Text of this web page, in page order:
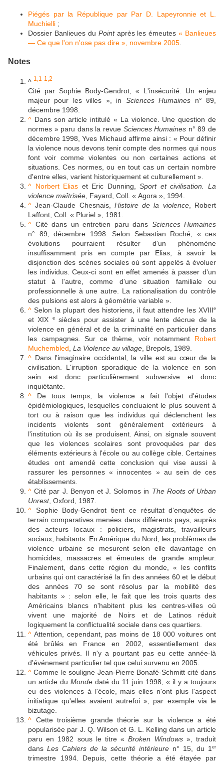
Piégés par la République par Par D. Lapeyronnie et L.
Muchielli ;
Dossier Banlieues du Pointaprès les émeutes« Banlieues
— Ce que l'on n'ose pas dire », novembre 2005
Notes
^ 1,1 1,2
Cité par Sophie Body-Gendrot, « L'insécurité. Un enjeu
majeur pour les villes », in Sciences Humaines n° 89,
décembre 1998.
^ Dans son article intitulé « La violence. Une question de
normes » paru dans la revue Sciences Humaines n° 89 de
décembre 1998, Yves Michaud affirme ainsi : « Pour définir
la violence nous devons tenir compte des normes qui nous
font voir comme violentes ou non certaines actions et
situations. Ces normes, ou en tout cas un certain nombre
d'entre elles, varient historiquement et culturellement ».
^ Norbert Elias et Eric Dunning,Sport et civilisation. La
violence maîtrisée, Fayard, Coll. « Agora », 1994.
^ Jean-Claude Chesnais, Histoire de la violence, Robert
Laffont, Coll. « Pluriel », 1981.
^ Cité dans un entretien paru dans Sciences Humaines
n° 89, décembre 1998. Selon Sebastian Roché, « ces
évolutions pourraient résulter d'un phénomène
insuffisamment pris en compte par Elias, à savoir la
disjonction des scènes sociales où sont appelés à évoluer
les individus. Ceux-ci sont en effet amenés à passer d'un
statut à l'autre, comme d'une situation familiale ou
professionnelle à une autre. La rationalisation du contrôle
des pulsions est alors à géométrie variable ».
^ Selon la plupart des historiens, il faut attendre les XVIIIe
et XIX esiècles pour assister à une lente décrue de la
violence en général et de la criminalité en particulier dans
les campagnes. Sur ce thème, voir notamment Robert
Muchembled, La Violence au village, Brepols, 1989.
^ Dans l'imaginaire occidental, la ville est au cœur de la
civilisation. L'irruption sporadique de la violence en son
sein est donc particulièrement subversive et donc
inquiétante.
^ De tous temps, la violence a fait l'objet d'études
épidémiologiques, lesquelles concluaient le plus souvent à
tort ou à raison que les individus qui déclenchent les
incidents violents sont généralement extérieurs à
l'institution où ils se produisent. Ainsi, on signale souvent
que les violences scolaires sont provoquées par des
éléments extérieurs à l'école ou au collège cible. Certaines
études ont amendé cette conclusion qui vise aussi à
rassurer les personnes « innocentes » au sein de ces
établissements.
^ Cité par J. Benyon et J. Solomos in The Roots of Urban
Unrest, Oxford, 1987.
^ Sophie Body-Gendrot tient ce résultat d'enquêtes de
terrain comparatives menées dans différents pays, auprès
des acteurs locaux : policiers, magistrats, travailleurs
sociaux, habitants. En Amérique du Nord, les problèmes de
violence urbaine se mesurent selon elle davantage en
homicides, massacres et émeutes de grande ampleur.
Finalement, dans cette région du monde, « les conflits
urbains qui ont caractérisé la fin des années 60 et le début
des années 70 se sont résolus par la mobilité des
habitants » : selon elle, le fait que les trois quarts des
Américains blancs n'habitent plus les centres-villes où
vivent une majorité de Noirs et de Latinos réduit
logiquement la conflictualité sociale dans ces quartiers.
^ Attention, cependant, pas moins de 18 000 voitures ont
été brûlés en France en 2002, essentiellement des
véhicules privés. Il n'y a pourtant pas eu cette année-là
d'événement particulier tel que celui survenu en 2005.
^ Comme le souligne Jean-Pierre Bonafé-Schmitt cité dans
un article du Monde daté du 11 juin 1998, « il y a toujours
eu des violences à l'école, mais elles n'ont plus l'aspect
initiatique qu'elles avaient autrefoi », par exemple via le
bizutage.
^ Cette troisième grande théorie sur la violence a été
popularisée par J. Q. Wilson et G. L. Kelling dans un article
paru en 1982 sous le titre «Broken Windows», traduit
dans Les Cahiers de la sécurité intérieure n° 15, du 1er
trimestre 1994. Depuis, cette théorie a été étayée par